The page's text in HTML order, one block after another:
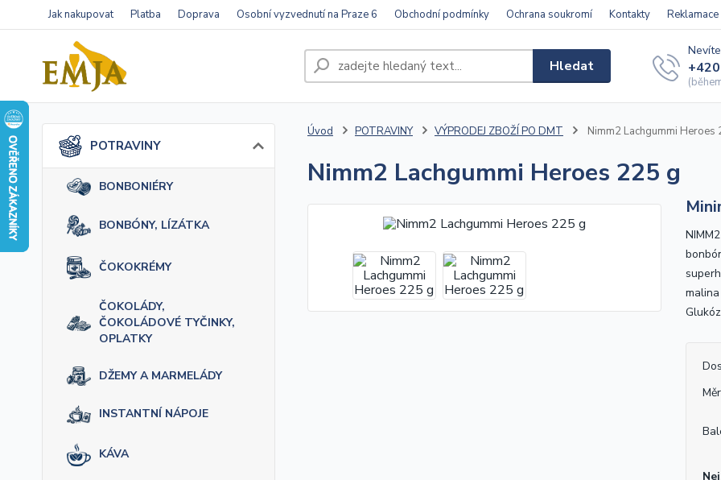
Jak nakupovat Platba Doprava Osobní vyzvednutí na Praze 6 Obchodní podmínky Ochrana soukromí Kontakty Reklamace
Hledat
POTRAVINY
BONBONIÉRY
BONBÓNY, LÍZÁTKA
ČOKOKRÉMY
ČOKOLÁDY,
ČOKOLÁDOVÉ TYČINKY,
OPLATKY
DŽEMY A MARMELÁDY
INSTANTNÍ NÁPOJE
KÁVA
Úvod POTRAVINY VÝPRODEJ ZBOŽÍ PO DMT Nimm2 Lachgummi Heroes
Nimm2 Lachgummi Heroes 225 g